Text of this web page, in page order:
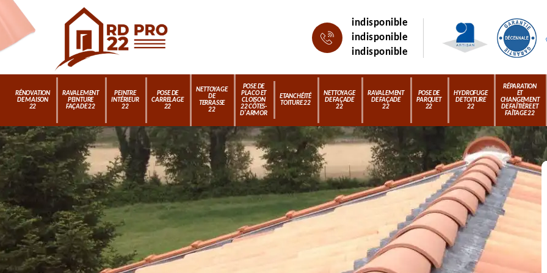
indisponible
indisponible
indisponible
RÉNOVATION
DE MAISON
22
RAVALEMENT
PEINTURE
FAÇADE 22
PEINTRE
INTÉRIEUR
22
POSE DE
CARRELAGE
22
NETTOYAGE
DE
TERRASSE
22
POSE DE
PLACO ET
CLOISON
22 CÔTES-
D'ARMOR
ETANCHÉITÉ
TOITURE 22
NETTOYAGE
DE FAÇADE
22
RAVALEMENT
DE FAÇADE
22
POSE DE
PARQUET
22
HYDROFUGE
DE TOITURE
22
RÉPARATION
ET
CHANGEMENT
DE FAÎTIÈRE ET
FAÎTAGE 22